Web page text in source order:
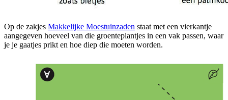
Op de zakjes Makkelijke Moestuinzaden staat met een vierkantje
aangegeven hoeveel van die groenteplantjes in een vak passen, waar
je je gaatjes prikt en hoe diep die moeten worden.